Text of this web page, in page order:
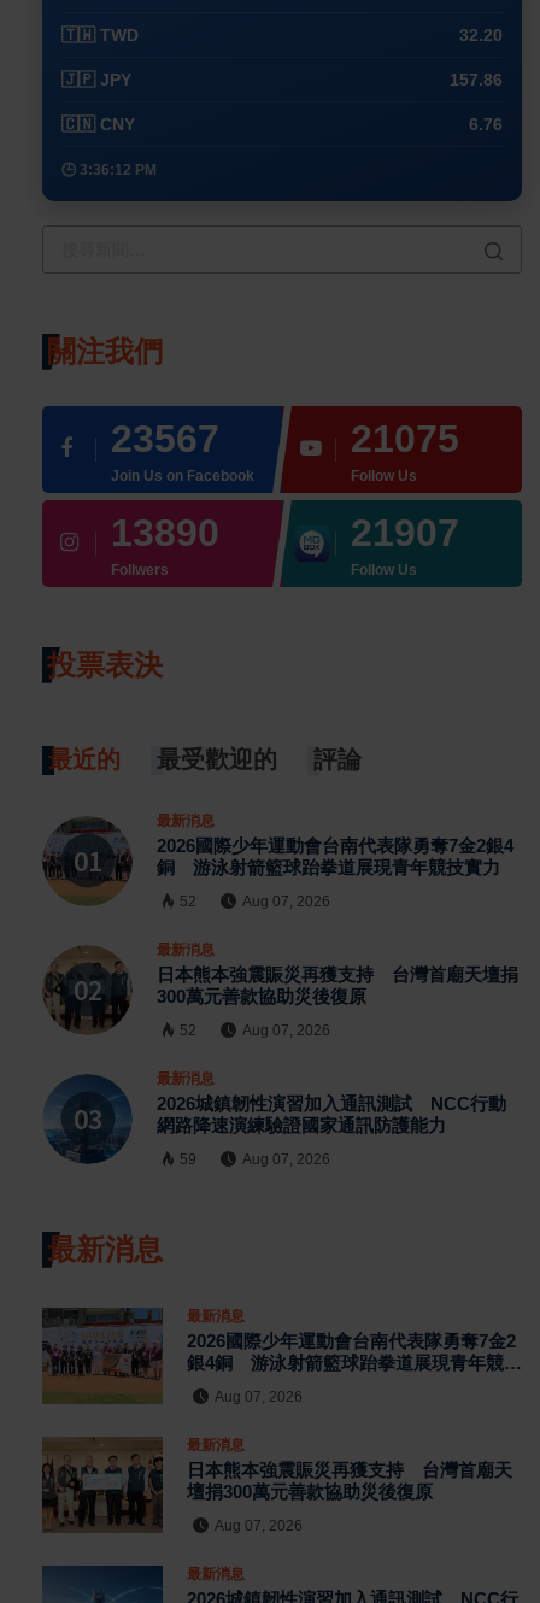
🇹🇼 TWD 32.20
🇯🇵 JPY 157.86
🇨🇳 CNY 6.76
🕒 3:36:12 PM
關注我們
23567
Join Us on Facebook
21075
Follow Us
13890
Follwers
21907
Follow Us
投票表決
最近的 最受歡迎的 評論
最新消息
2026國際少年運動會台南代表隊勇奪7金2銀4
銅 游泳射箭籃球跆拳道展現青年競技實力
52 Aug 07, 2026
最新消息
日本熊本強震賑災再獲支持 台灣首廟天壇捐
300萬元善款協助災後復原
52 Aug 07, 2026
最新消息
2026城鎮韌性演習加入通訊測試 NCC行動
網路降速演練驗證國家通訊防護能力
59 Aug 07, 2026
最新消息
最新消息
2026國際少年運動會台南代表隊勇奪7金2
銀4銅 游泳射箭籃球跆拳道展現青年競技
實力
Aug 07, 2026
最新消息
日本熊本強震賑災再獲支持 台灣首廟天
壇捐300萬元善款協助災後復原
Aug 07, 2026
最新消息
2026城鎮韌性演習加入通訊測試 NCC行